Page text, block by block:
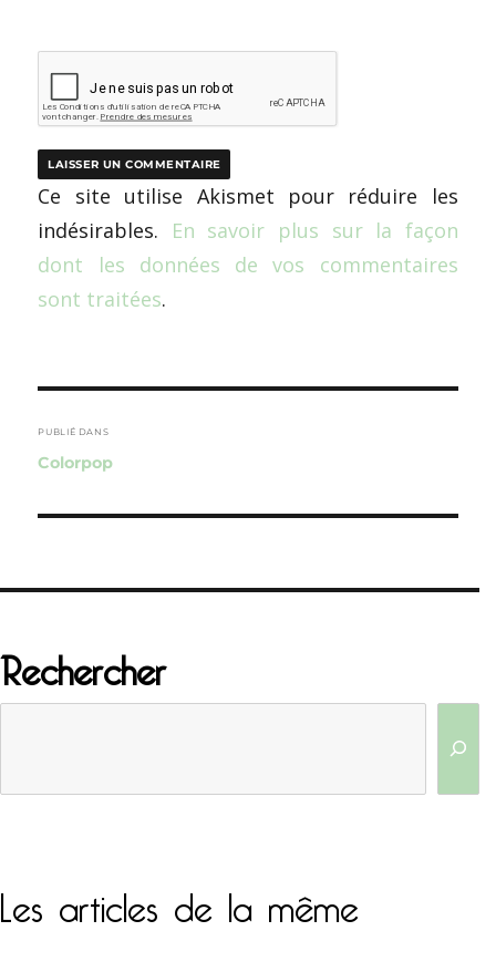
Ce site utilise Akismet pour réduire les
indésirables. En savoir plus sur la façon
dont les données de vos commentaires
sont traitées.
de
l’article
PUBLIÉ DANS
Colorpop
Rechercher
Les articles de la même